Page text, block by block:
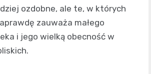
ozdobne, ale te, w których
zauważa małego
i jego wielką obecność w